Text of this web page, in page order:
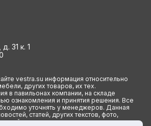
31 к. 1
vestra.su информация относительно
других товаров, их тех.
в павильонах компании, на складе
ознакомления и принятия решения. Все
уточнять у менеджеров. Данная
статей, других текстов, фото,
ни при каких условиях не является